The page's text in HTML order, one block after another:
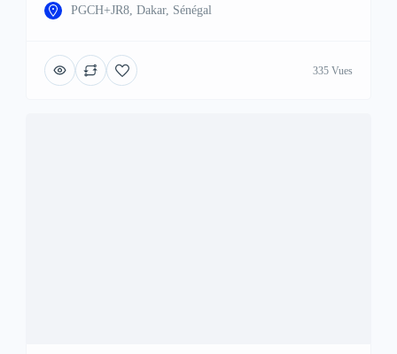
PGCH+JR8, Dakar, Sénégal
335 Vues